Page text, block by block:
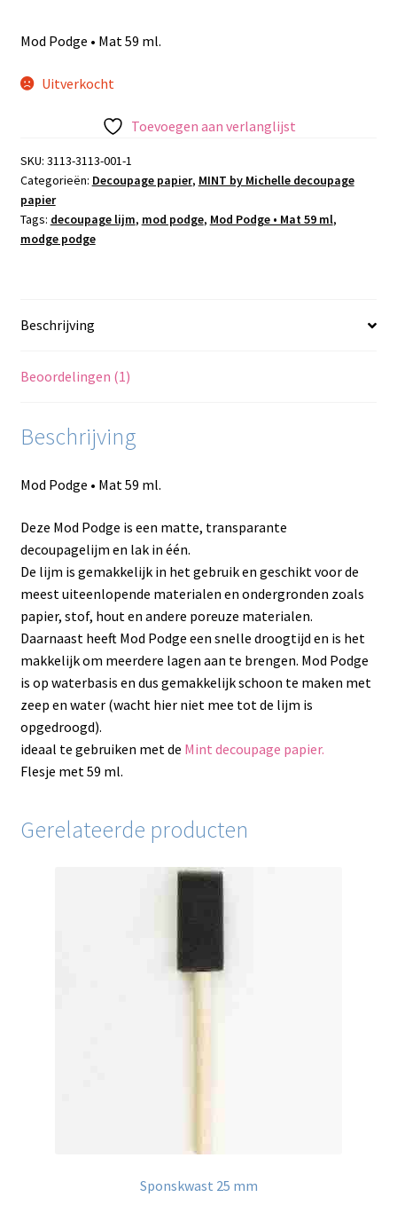
Mod Podge • Mat 59 ml.
Uitverkocht
Toevoegen aan verlanglijst
SKU: 3113-3113-001-1
Categorieën: Decoupage papier, MINT by Michelle decoupage
papier
Tags: decoupage lijm, mod podge, Mod Podge • Mat 59 ml,
modge podge
Beschrijving
Beoordelingen (1)
Beschrijving
Mod Podge • Mat 59 ml.
Deze Mod Podge is een matte, transparante
decoupagelijm en lak in één.
De lijm is gemakkelijk in het gebruik en geschikt voor de
meest uiteenlopende materialen en ondergronden zoals
papier, stof, hout en andere poreuze materialen.
Daarnaast heeft Mod Podge een snelle droogtijd en is het
makkelijk om meerdere lagen aan te brengen. Mod Podge
is op waterbasis en dus gemakkelijk schoon te maken met
zeep en water (wacht hier niet mee tot de lijm is
opgedroogd).
ideaal te gebruiken met de Mint decoupage papier.
Flesje met 59 ml.
Gerelateerde producten
Sponskwast 25 mm